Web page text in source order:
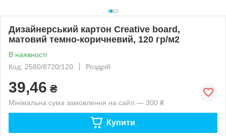
Дизайнерський картон Creative board,
матовий темно-коричневий, 120 гр/м2
В наявності
Код: 2580/8720/120
Роздріб
39,46 ₴
Мінімальна сума замовлення на сайті — 300 ₴
Купити